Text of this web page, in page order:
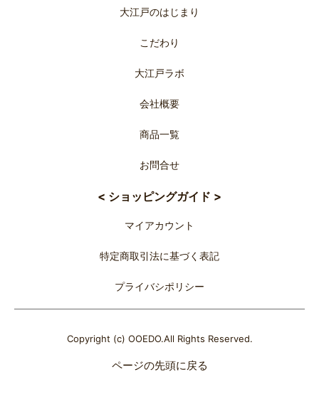
大江戸のはじまり
こだわり
大江戸ラボ
会社概要
商品一覧
お問合せ
< ショッピングガイド >
マイアカウント
特定商取引法に基づく表記
プライバシポリシー
Copyright (c) OOEDO.All Rights Reserved.
ページの先頭に戻る